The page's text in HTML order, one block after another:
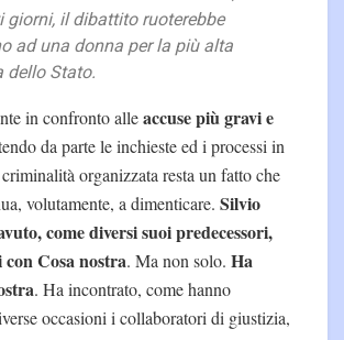
giorni, il dibattito ruoterebbe
ad una donna per la più alta
dello Stato.
in confronto alleaccuse più gravi e
da parte le inchieste ed i processi in
organizzata resta un fatto che
volutamente, a dimenticare. Silvio
come diversi suoi predecessori,
Cosa nostra. Ma non solo. Ha
. Ha incontrato, come hanno
occasioni i collaboratori di giustizia,